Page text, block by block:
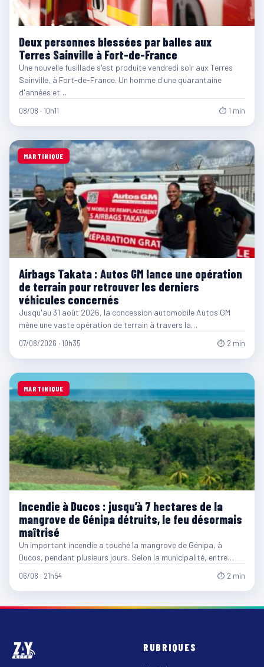
Deux personnes blessées par balles aux
Terres Sainville à Fort-de-France
Une nouvelle fusillade s'est produite vendredi soir aux Terres
Sainville, à Fort-de-France. Un homme d'une quarantaine
d'années et…
08/08 · 10h11 ⏱ 1 min
MARTINIQUE
Airbags Takata : Autos GM lance une opération
de terrain pour retrouver les derniers
véhicules concernés
Jusqu'au 31 août 2026, la concession automobile Autos GM
mène une vaste opération de terrain à travers la…
07/08/2026 · 10h35 ⏱ 2 min
MARTINIQUE
Incendie à Ducos : jusqu’à 7 hectares de la
mangrove de Génipa détruits, le feu désormais
maîtrisé
Un important incendie a touché la mangrove de Génipa, à
Ducos, pendant plusieurs jours. Selon la municipalité, entre…
06/08 · 21h54 ⏱ 2 min
RUBRIQUES